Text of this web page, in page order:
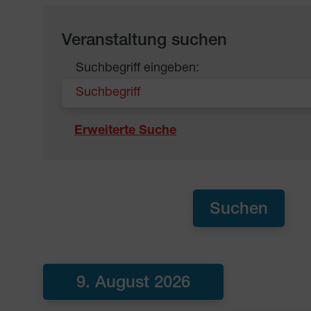
Veranstaltung suchen
Suchbegriff eingeben:
Erweiterte Suche
9. August 2026